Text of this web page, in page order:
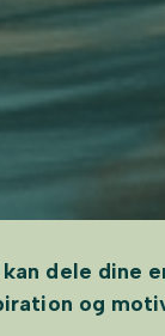
dele dine
og